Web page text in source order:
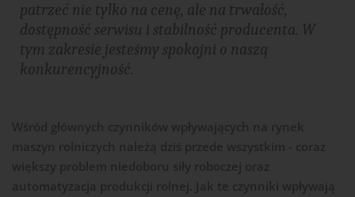
patrzeć nie tylko na cenę, ale na trwałość,
dostępność serwisu i stabilność producenta. W
tym zakresie jesteśmy spokojni o naszą
konkurencyjność.